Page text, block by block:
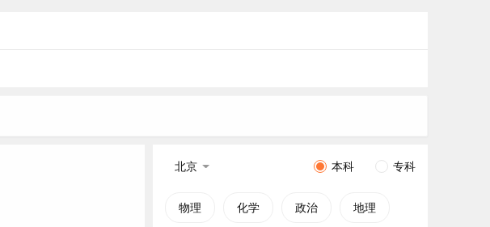
北京 本科 专科
物理 化学 政治 地理